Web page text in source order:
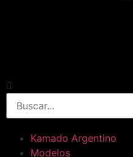
Kamado Argentino
Modelos